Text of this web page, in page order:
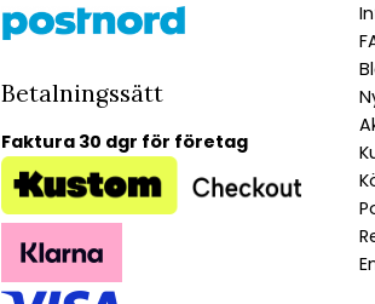
Betalningssätt
Faktura 30 dgr för företag